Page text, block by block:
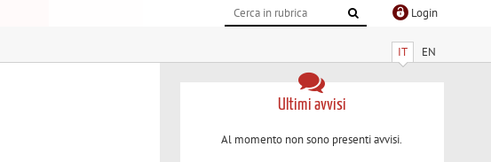
Login
IT EN
Ultimi avvisi
Al momento non sono presenti avvisi.